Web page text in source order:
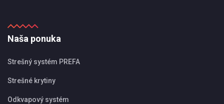
Naša ponuka
Strešný systém PREFA
Strešné krytiny
Odkvapový systém